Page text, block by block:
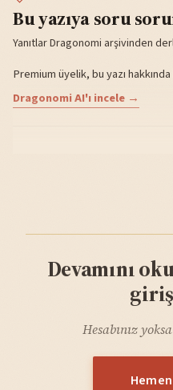
Bu yazıya soru
Yanıtlar Dragonomi arşivinden
Premium üyelik, bu yazı hakkında
Dragonomi AI'ı incele →
Devamını
Hesabınız